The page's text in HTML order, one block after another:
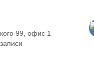
99, офис 1